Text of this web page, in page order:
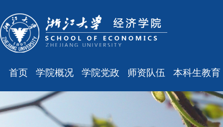
首页 学院概况
学院简介
现任领导
学院党政
会议通知
师资队伍
最新消息
本科生教育
最新消息
规章制度